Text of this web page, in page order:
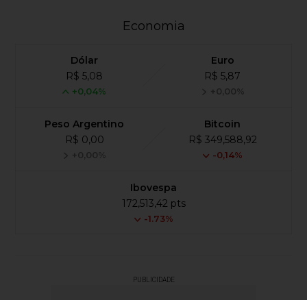
Economia
Dólar
R$ 5,08
+0,04%
Euro
R$ 5,87
+0,00%
Peso Argentino
R$ 0,00
+0,00%
Bitcoin
R$ 349,588,92
-0,14%
Ibovespa
172,513,42 pts
-1.73%
PUBLICIDADE